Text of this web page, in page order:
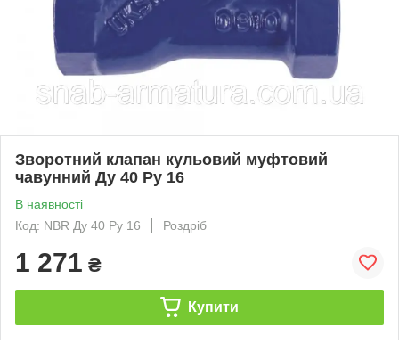
Зворотний клапан кульовий муфтовий
чавунний Ду 40 Ру 16
В наявності
Код: NBR Ду 40 Ру 16
Роздріб
1 271 ₴
Купити